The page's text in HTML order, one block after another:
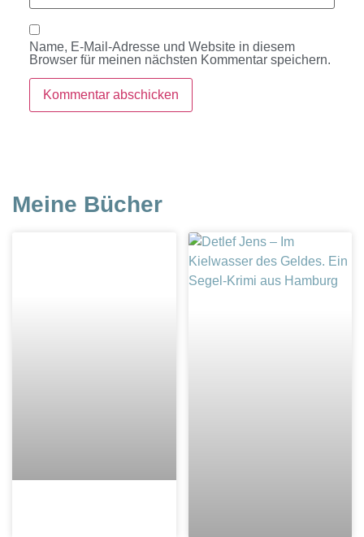
Name, E-Mail-Adresse und Website in diesem
Browser für meinen nächsten Kommentar speichern.
Meine Bücher